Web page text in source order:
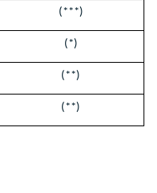
(***)
(*)
(**)
(**)